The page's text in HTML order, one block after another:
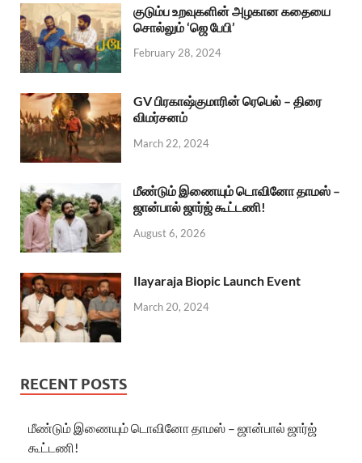
குடும்ப உறவுகளின் அழகான கதையை
சொல்லும் ‘ஜெ பேபி’
February 28, 2024
GV பிரகாஷ்குமாரின் ரெபெல் – திரை
விமர்சனம்
March 22, 2024
மீண்டும் இணையும் டொவினோ தாமஸ் –
ஜான்பால் ஜார்ஜ் கூட்டணி!
August 6, 2026
Ilayaraja Biopic Launch Event
March 20, 2024
RECENT POSTS
மீண்டும் இணையும் டொவினோ தாமஸ் – ஜான்பால் ஜார்ஜ்
கூட்டணி!